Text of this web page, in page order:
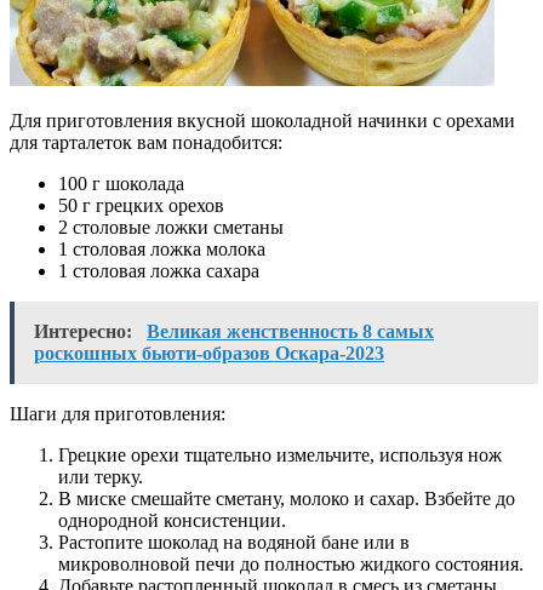
Для приготовления вкусной шоколадной начинки с орехами
для тарталеток вам понадобится:
100 г шоколада
50 г грецких орехов
2 столовые ложки сметаны
1 столовая ложка молока
1 столовая ложка сахара
Интересно:
Великая женственность 8 самых
роскошных бьюти-образов Оскара-2023
Шаги для приготовления:
Грецкие орехи тщательно измельчите, используя нож
или терку.
В миске смешайте сметану, молоко и сахар. Взбейте до
однородной консистенции.
Растопите шоколад на водяной бане или в
микроволновой печи до полностью жидкого состояния.
Добавьте растопленный шоколад в смесь из сметаны,